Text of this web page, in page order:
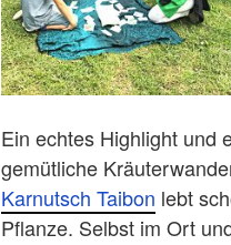
Ein echtes Highlight und
gemütliche
Karnutsch Taibon lebt
Pflanze. Selbst im Ort